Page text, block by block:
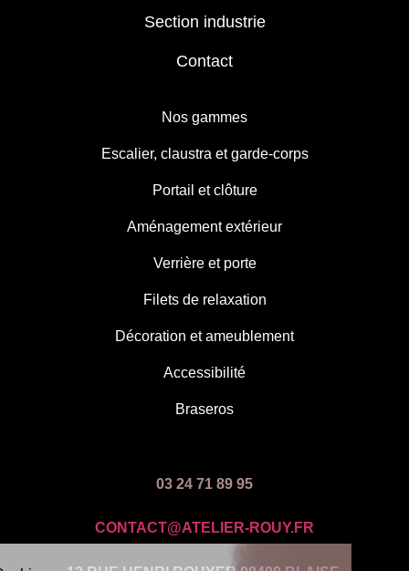
Section industrie
Contact
Nos gammes
Escalier, claustra et garde-corps
Portail et clôture
Aménagement extérieur
Verrière et porte
Filets de relaxation
Décoration et ameublement
Accessibilité
Braseros
03 24 71 89 95
CONTACT@ATELIER-ROUY.FR